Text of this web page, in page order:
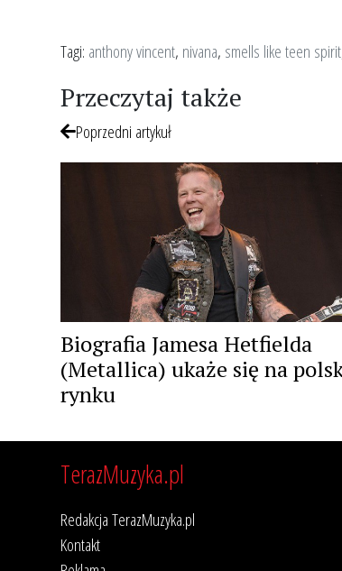
Tagi: anthony vincent, nivana, smells like teen spirit
Przeczytaj także
Poprzedni artykuł
Biografia Jamesa Hetfielda
(Metallica) ukaże się na
rynku
TerazMuzyka.pl
Redakcja TerazMuzyka.pl
Kontakt